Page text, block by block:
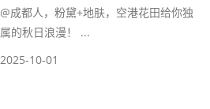
@成都人，粉黛+地肤，空港花田给你独
属的秋日浪漫！ ...
2025-10-01